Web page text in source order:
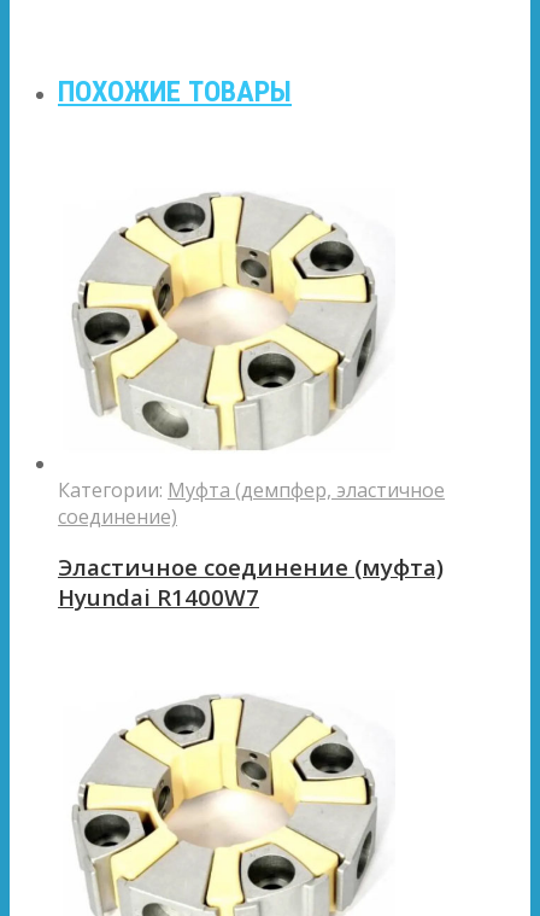
ПОХОЖИЕ ТОВАРЫ
Категории: Муфта (демпфер, эластичное
соединение)
Эластичное соединение (муфта)
Hyundai R1400W7